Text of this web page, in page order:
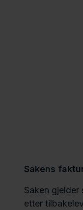
Sakens
Saken
etter